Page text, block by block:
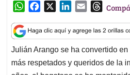
W
a
t
s
A
c
e
b
o
n
k
e
d
a
i
l
T
r
e
a
d
Julián Arango se ha convertido
más respetados y queridos de la